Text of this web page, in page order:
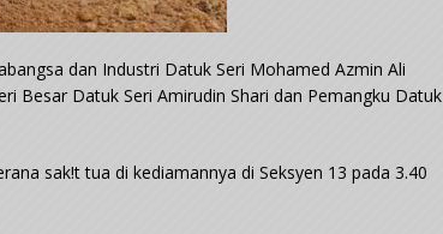
dan Industri Datuk Seri Mohamed Azmin Ali
Besar Datuk Seri Amirudin Shari dan Pemangku Datuk
sak!t tua di kediamannya di Seksyen 13 pada 3.40